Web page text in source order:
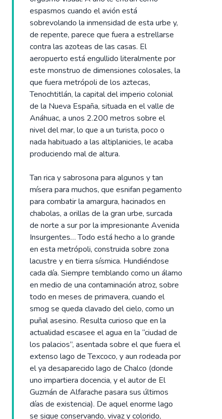
espasmos cuando el avión está
sobrevolando la inmensidad de esta urbe y,
de repente, parece que fuera a estrellarse
contra las azoteas de las casas. El
aeropuerto está engullido literalmente por
este monstruo de dimensiones colosales, la
que fuera metrópoli de los aztecas,
Tenochtitlán, la capital del imperio colonial
de la Nueva España, situada en el valle de
Anáhuac, a unos 2.200 metros sobre el
nivel del mar, lo que a un turista, poco o
nada habituado a las altiplanicies, le acaba
produciendo mal de altura.
Tan rica y sabrosona para algunos y tan
mísera para muchos, que esnifan pegamento
para combatir la amargura, hacinados en
chabolas, a orillas de la gran urbe, surcada
de norte a sur por la impresionante Avenida
Insurgentes… Todo está hecho a lo grande
en esta metrópoli, construida sobre zona
lacustre y en tierra sísmica. Hundiéndose
cada día. Siempre temblando como un álamo
en medio de una contaminación atroz, sobre
todo en meses de primavera, cuando el
smog se queda clavado del cielo, como un
puñal asesino. Resulta curioso que en la
actualidad escasee el agua en la “ciudad de
los palacios”, asentada sobre el que fuera el
extenso lago de Texcoco, y aun rodeada por
el ya desaparecido lago de Chalco (donde
uno impartiera docencia, y el autor de El
Guzmán de Alfarache pasara sus últimos
días de existencia). De aquel enorme lago
se sigue conservando, vivaz y colorido,